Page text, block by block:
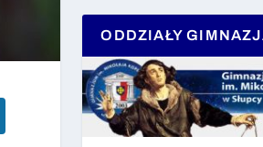
ODDZIAŁY